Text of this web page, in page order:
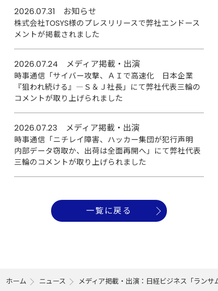
2026.07.31 お知らせ
株式会社TOSYS様のプレスリリースで弊社エンドース
メントが掲載されました
2026.07.24 メディア掲載・出演
時事通信「サイバー攻撃、ＡＩで高速化 日本企業
『狙われ続ける』―Ｓ＆Ｊ社長」にて弊社代表三輪の
コメントが取り上げられました
2026.07.23 メディア掲載・出演
時事通信「ニチレイ障害、ハッカー集団が犯行声明
内部データ窃取か、出荷は全面再開へ」にて弊社代表
三輪のコメントが取り上げられました
一覧に戻る
ホーム ニュース メディア掲載・出演：日経ビジネス「ラン